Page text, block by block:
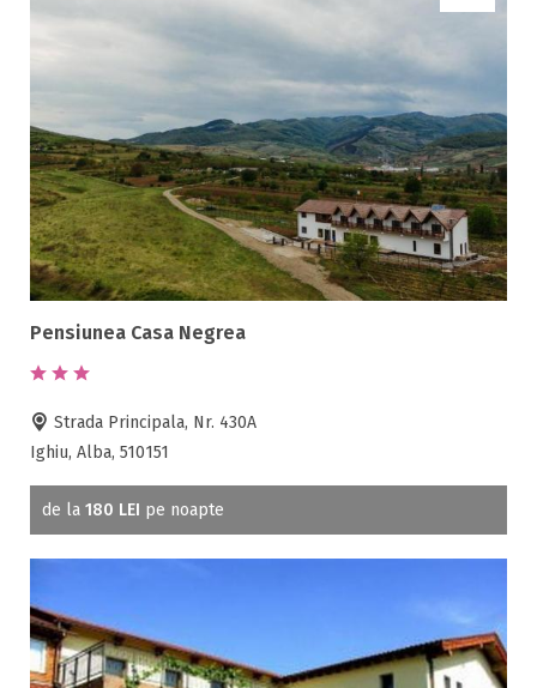
Plata cu cardul
Restaurant
All inclusive
Pensiune completa
Demipensiune
Accepta animale
Accepta voucher vacanta
Acces bucatarie
Acces persoane cu dizabilități
Bar
Beauty center
Cazino
Ceaun
Pensiunea Casa Negrea
Strada Principala, Nr. 430A
Ighiu, Alba, 510151
de la 180 LEI pe noapte